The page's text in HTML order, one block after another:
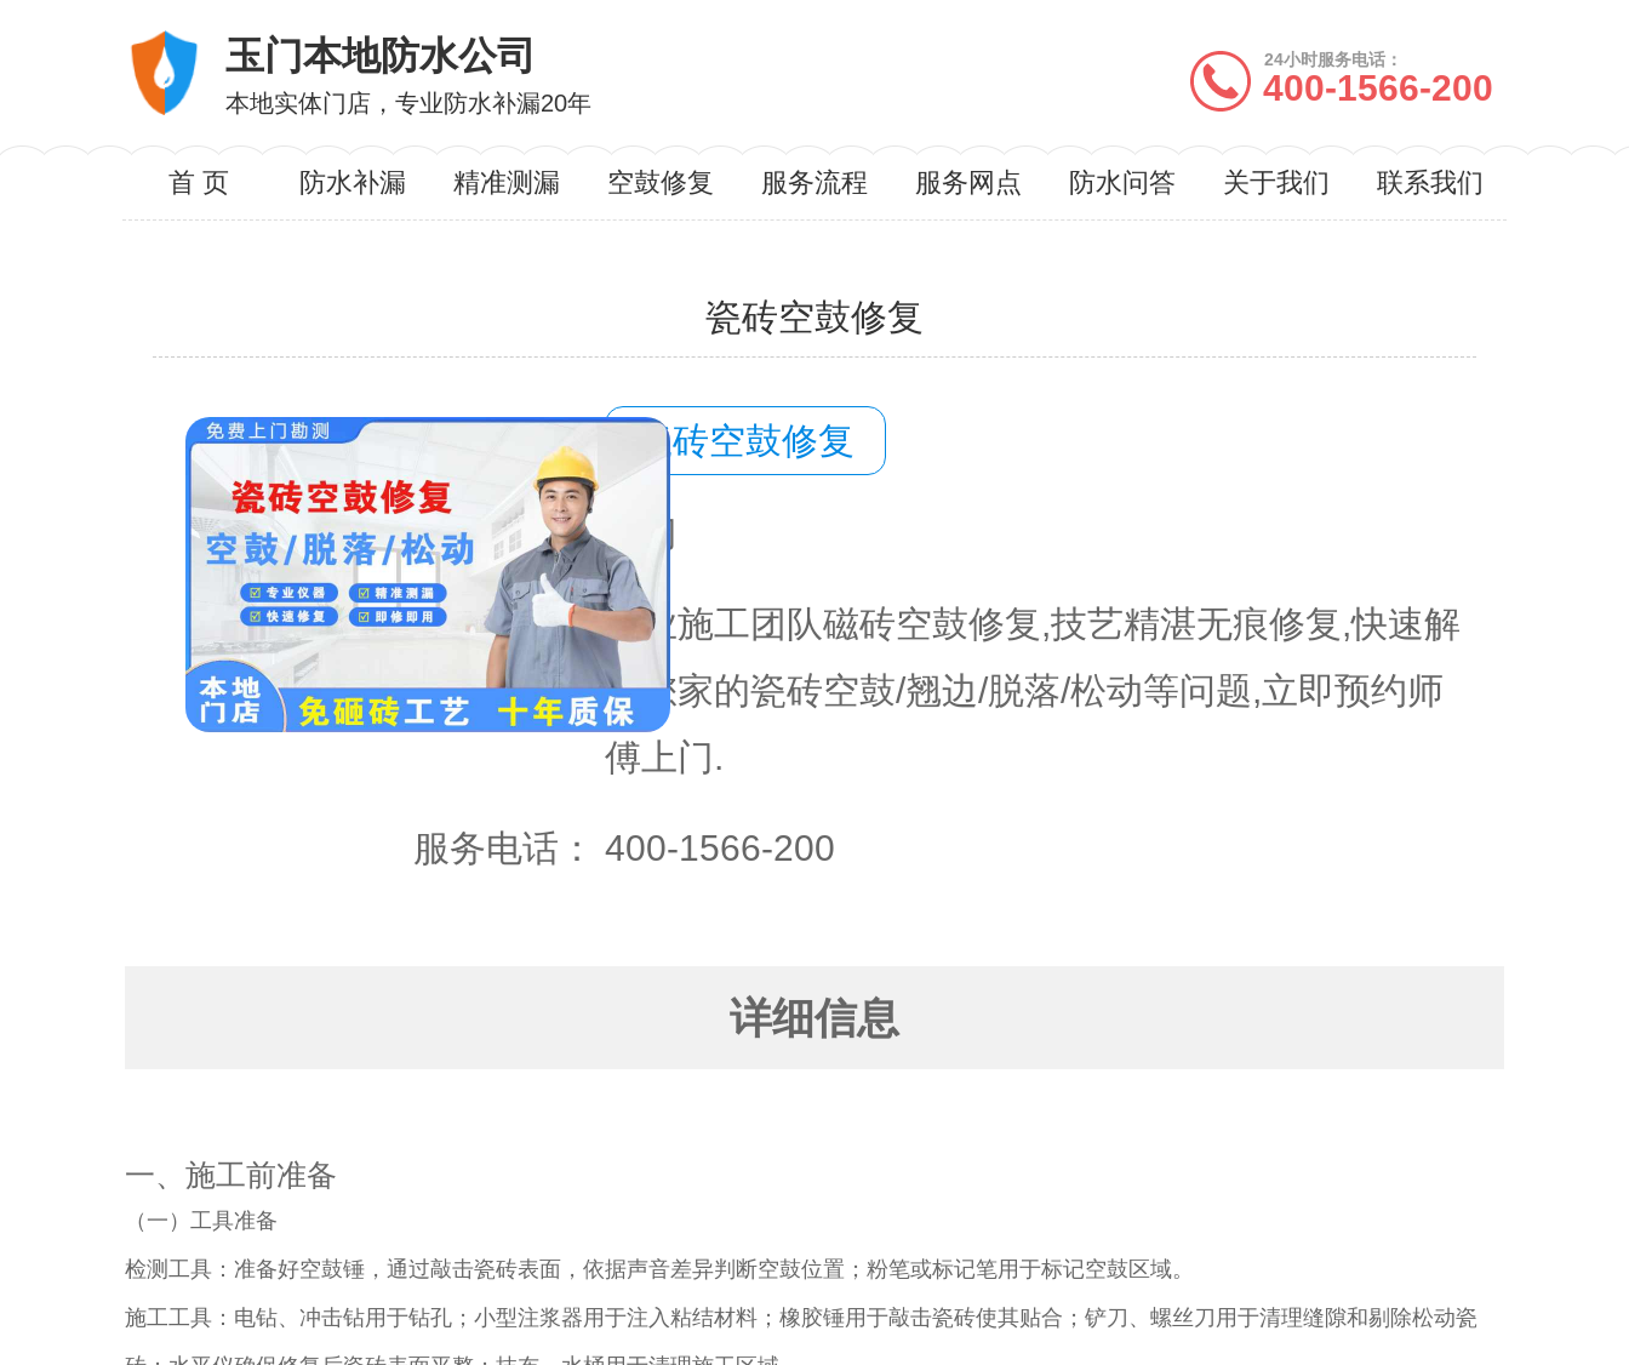
玉门本地防水公司
本地实体门店，专业防水补漏20年
24小时服务电话：
400-1566-200
首 页 防水补漏 精准测漏 空鼓修复 服务流程 服务网点 防水问答 关于我们 联系我们
瓷砖空鼓修复
服务内容： 瓷砖空鼓修复
服务区域： 玉门
内容：
专业施工团队磁砖空鼓修复,技艺精湛无痕修复,快速解
决您家的瓷砖空鼓/翘边/脱落/松动等问题,立即预约师
傅上门.
服务电话： 400-1566-200
详细信息
一、施工前准备​
（一）工具准备​
检测工具：准备好空鼓锤，通过敲击瓷砖表面，依据声音差异判断空鼓位置；粉笔或标记笔用于标记空鼓区域。​
施工工具：电钻、冲击钻用于钻孔；小型注浆器用于注入粘结材料；橡胶锤用于敲击瓷砖使其贴合；铲刀、螺丝刀用于清理缝隙和剔除松动瓷